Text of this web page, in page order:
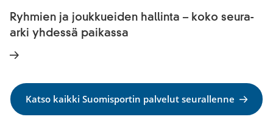
Ryhmien ja joukkueiden hallinta – koko seura-
arki yhdessä paikassa
Katso kaikki Suomisportin palvelut seurallenne